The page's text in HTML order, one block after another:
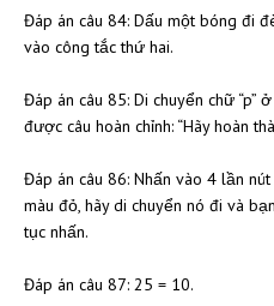
Đáp án câu 84: Dấu một bóng đi
vào công tắc thứ hai.
Đáp án câu 85: Di chuyển chữ “p”
được câu hoàn chỉnh: “Hãy hoàn
Đáp án câu 86: Nhấn vào 4 lần
màu đỏ, hãy di chuyển nó đi và
tục nhấn.
Đáp án câu 87: 25 = 10.